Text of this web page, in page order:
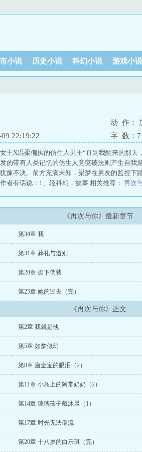
小说 历史小说 科幻小说 游戏小说
动 作：
22:19:22
字 数：
主X温柔偏执的仿生人男主“直到我醒来的那
的带有人类记忆的仿生人竟突破法则产生自
豫不决。前方充满未知，梁梦在男友的监控
话说：1、轻科幻，故事 相关推荐： 再次
再次与你同行钢琴简谱 再次与
谱完整版 再次与你同行原版 再次与你同行伴奏
你同行mp3免费下载
《再次与你》最新章节
第34章 我
第31章 葬礼与道别
第28章 撕下伪装
第25章 她的过去（完）
《再次与你》正文
第2章 我就是他
第5章 如梦似幻
第8章 唐金宝的眼泪（2）
第11章 小岛上的阿常奶奶（2）
第14章 玻璃孩子戴沐晨（1）
第17章 时光无法倒流
第20章 十八岁的白乐琪（完）